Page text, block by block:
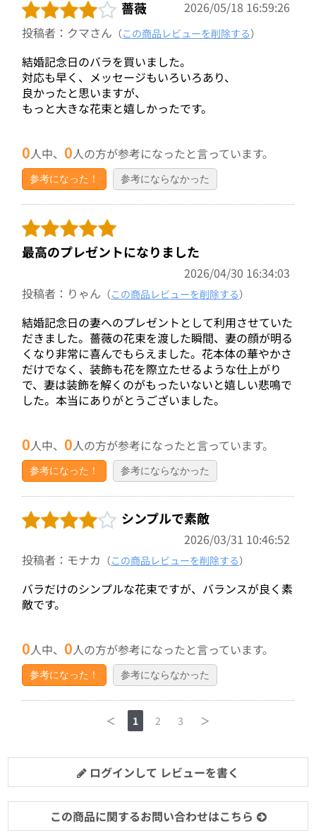
薔薇
2026/05/18 16:59:26
投稿者：クマさん （この商品レビューを削除する）
結婚記念日のバラを買いました。
対応も早く、メッセージもいろいろあり、
良かったと思いますが、
もっと大きな花束と嬉しかったです。
0人中、0人の方が参考になったと言っています。
参考になった！ 参考にならなかった
最高のプレゼントになりました
2026/04/30 16:34:03
投稿者：りゃん （この商品レビューを削除する）
結婚記念日の妻へのプレゼントとして利用させていた
だきました。薔薇の花束を渡した瞬間、妻の顔が明る
くなり非常に喜んでもらえました。花本体の華やかさ
だけでなく、装飾も花を際立たせるような仕上がり
で、妻は装飾を解くのがもったいないと嬉しい悲鳴で
した。本当にありがとうございました。
0人中、0人の方が参考になったと言っています。
参考になった！ 参考にならなかった
シンプルで素敵
2026/03/31 10:46:52
投稿者：モナカ （この商品レビューを削除する）
バラだけのシンプルな花束ですが、バランスが良く素
敵です。
0人中、0人の方が参考になったと言っています。
参考になった！ 参考にならなかった
＜ 1 2 3 ＞
ログインして レビューを書く
この商品に関するお問い合わせはこちら